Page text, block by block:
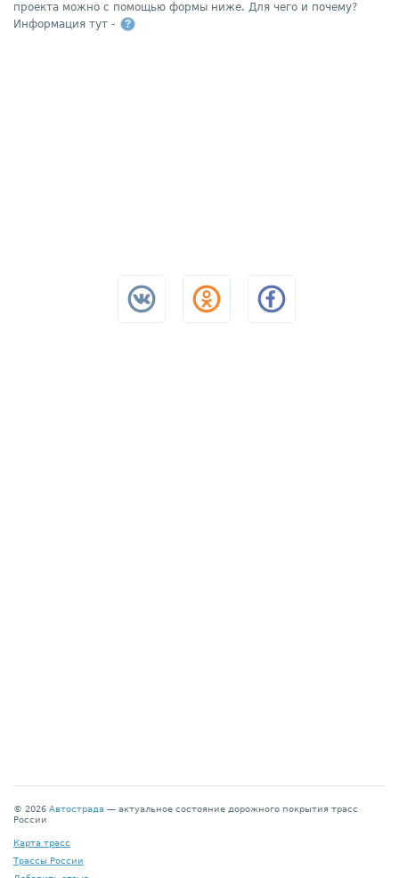
проекта можно с помощью формы ниже. Для чего и почему?
Информация тут -
?
© 2026 Автострада — актуальное состояние дорожного покрытия трасс
России
Карта трасс
Трассы России